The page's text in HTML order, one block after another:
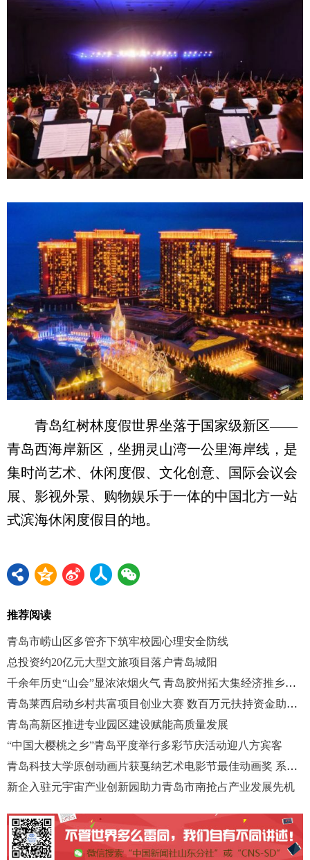
青岛红树林度假世界坐落于国家级新区——
青岛西海岸新区，坐拥灵山湾一公里海岸线，是
集时尚艺术、休闲度假、文化创意、国际会议会
展、影视外景、购物娱乐于一体的中国北方一站
式滨海休闲度假目的地。
推荐阅读
青岛市崂山区多管齐下筑牢校园心理安全防线
总投资约20亿元大型文旅项目落户青岛城阳
千余年历史“山会”显浓浓烟火气 青岛胶州拓大集经济推乡村振兴
青岛莱西启动乡村共富项目创业大赛 数百万元扶持资金助乡村振兴
青岛高新区推进专业园区建设赋能高质量发展
“中国大樱桃之乡”青岛平度举行多彩节庆活动迎八方宾客
青岛科技大学原创动画片获戛纳艺术电影节最佳动画奖 系中国首次
新企入驻元宇宙产业创新园助力青岛市南抢占产业发展先机